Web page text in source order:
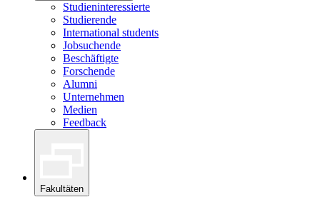
Studieninteressierte
Studierende
International students
Jobsuchende
Beschäftigte
Forschende
Alumni
Unternehmen
Medien
Feedback
Fakultäten